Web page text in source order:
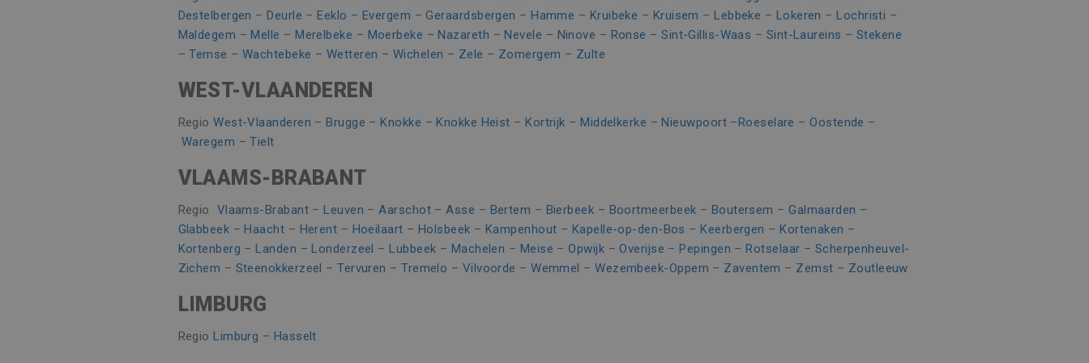
Destelbergen –Deurle –Eeklo – Evergem –Geraardsbergen –Hamme – Kruibeke – Kruisem –Lebbeke – Lokeren –Lochristi –
Maldegem –Melle –Merelbeke – Moerbeke –Nazareth –Nevele – Ninove – Ronse –Sint-Gillis-Waas – Sint-Laureins – Stekene
–Temse –Wachtebeke – Wetteren – Wichelen – Zele – Zomergem – Zulte
WEST-VLAANDEREN
RegioWest-Vlaanderen –Brugge –Knokke –Knokke Heist –Kortrijk –Middelkerke –Nieuwpoort–Roeselare –Oostende –
Waregem –Tielt
VLAAMS-BRABANT
Regio Vlaams-Brabant–Leuven –Aarschot –Asse – Bertem – Bierbeek – Boortmeerbeek – Boutersem –Galmaarden –
Glabbeek –Haacht – Herent – Hoeilaart –Holsbeek – Kampenhout – Kapelle-op-den-Bos –Keerbergen –Kortenaken –
Kortenberg –Landen –Londerzeel –Lubbeek – Machelen – Meise –Opwijk –Overijse –Pepingen –Rotselaar – Scherpenheuvel-
Zichem – Steenokkerzeel –Tervuren –Tremelo – Vilvoorde –Wemmel –Wezembeek-Oppem – Zaventem – Zemst – Zoutleeuw
LIMBURG
RegioLimburg – Hasselt
ANONCHK
Microsoft
Corporation
10 minuten
Deze cookie verzamelt informatie over hoe de eindgebruiker de website gebruikt en
over eventuele advertenties die de eindgebruiker mogelijk heeft gezien voordat hij de
genoemde website bezocht.
_fbp
Meta Platform Inc.
.vincoengineering.be
3 maanden
Gebruikt door Facebook om een reeks advertentieproducten te leveren, zoals
realtime bieden van externe adverteerders
SRM_B
Microsoft
Corporation